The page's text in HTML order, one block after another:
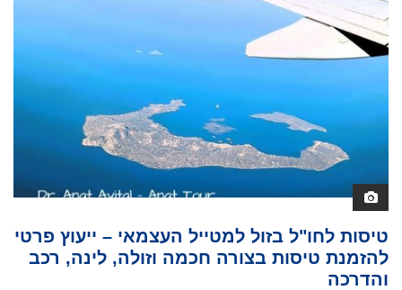
טיסות לחו"ל בזול למטייל העצמאי – ייעוץ פרטי
להזמנת טיסות בצורה חכמה וזולה, לינה, רכב
והדרכה